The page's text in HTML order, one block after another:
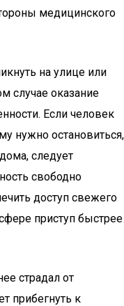
медицинского
на улице или
случае оказание
Если человек
нужно остановиться,
следует
свободно
доступ свежего
приступ быстрее
страдал от
прибегнуть к